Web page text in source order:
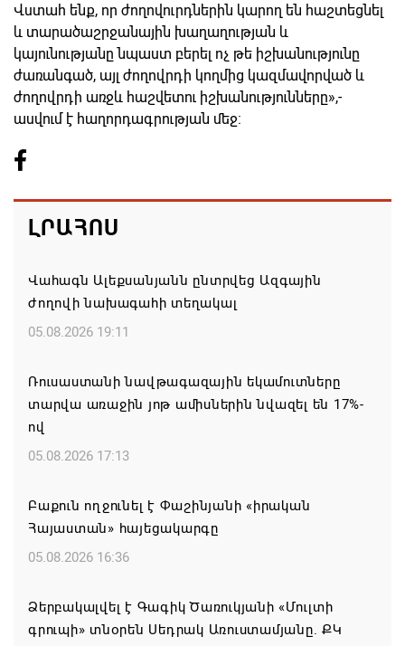
Վստահ ենք, որ ժողովուրդներին կարող են հաշտեցնել
և տարածաշրջանային խաղաղության և
կայունությանը նպաստ բերել ոչ թե իշխանությունը
ժառանգած, այլ ժողովրդի կողմից կազմավորված և
ժողովրդի առջև հաշվետու իշխանությունները»,-
ասվում է հաղորդագրության մեջ:
ԼՐԱՀՈՍ
Վահագն Ալեքսանյանն ընտրվեց Ազգային
ժողովի նախագահի տեղակալ
05.08.2026 19:11
Ռուսաստանի նավթագազային եկամուտները
տարվա առաջին յոթ ամիսներին նվազել են 17%-
ով
05.08.2026 17:13
Բաքուն ողջունել է Փաշինյանի «իրական
Հայաստան» հայեցակարգը
05.08.2026 16:36
Ձերբակալվել է Գագիկ Ծառուկյանի «Մուլտի
գրուպի» տնօրեն Սեդրակ Առուստամյանը. ՔԿ